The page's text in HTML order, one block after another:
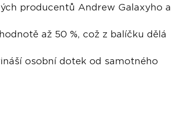
producentů Andrew Galaxyho a
až 50 %, což z balíčku dělá
osobní dotek od samotného